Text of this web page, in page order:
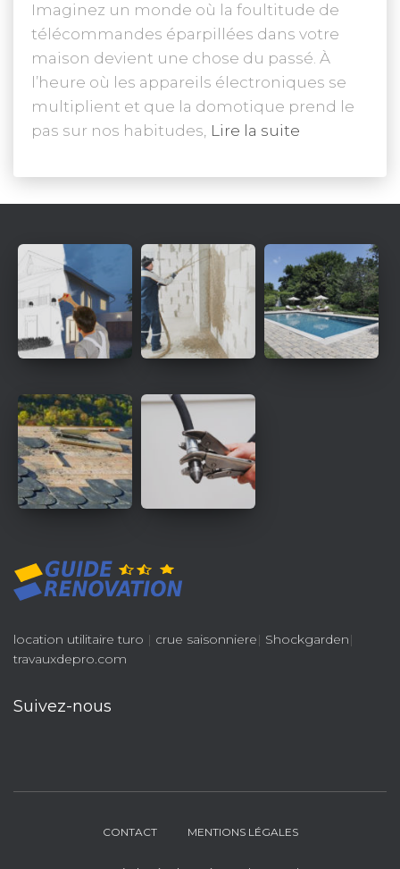
Imaginez un monde où la foultitude de
télécommandes éparpillées dans votre
maison devient une chose du passé. À
l’heure où les appareils électroniques se
multiplient et que la domotique prend le
pas sur nos habitudes, Lire la suite
location utilitaire turo | crue saisonniere| Shockgarden|
travauxdepro.com
Suivez-nous
CONTACT MENTIONS LÉGALES